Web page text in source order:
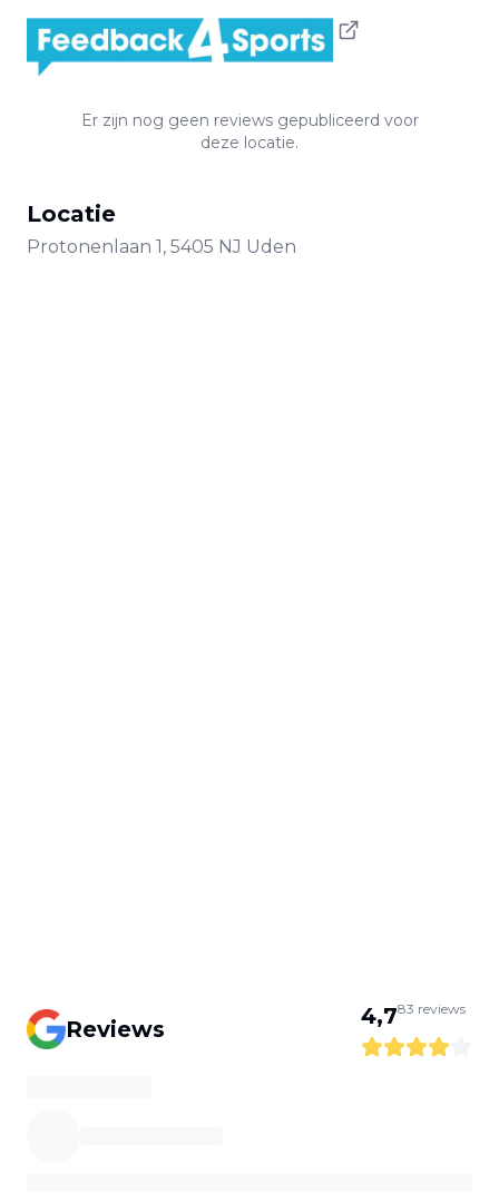
Er zijn nog geen reviews gepubliceerd voor
deze locatie.
Locatie
Protonenlaan 1, 5405 NJ Uden
Reviews 4,783 reviews